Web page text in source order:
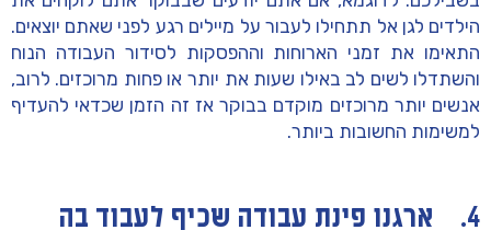
הילדים לגן אל תתחילו לעבור על מיילים רגע לפני שאתם יוצאים.
התאימו את זמני הארוחות וההפסקות לסידור העבודה הנוח
והשתדלו לשים לב באילו שעות את יותר או פחות מרוכזים. לרוב,
אנשים יותר מרוכזים מוקדם בבוקר אז זה הזמן שכדאי להעדיף
למשימות החשובות ביותר.
4. ארגנו פינת עבודה שכיף לעבוד בה